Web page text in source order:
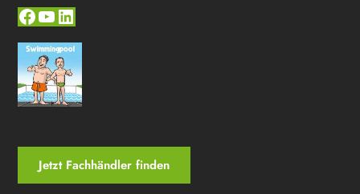
Facebook
YouTube
LinkedIn
Jetzt Fachhändler finden